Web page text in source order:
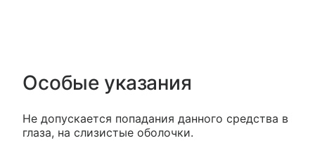
Особые указания
Не допускается попадания данного средства в
глаза, на слизистые оболочки.